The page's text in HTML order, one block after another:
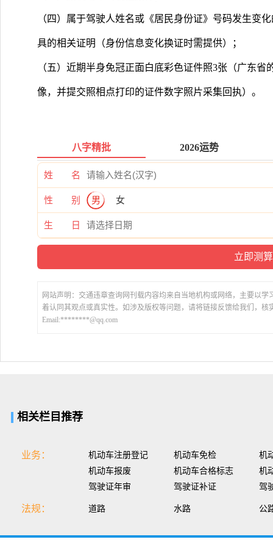
（四）属于驾驶人姓名或《居民身份证》号码发生变
具的相关证明（身份信息变化换证时需提供）；
（五）近期半身免冠正面白底彩色证件照3张（广东
像，并提交照相点打印的证件数字照片采集回执）。
八字精批 2026运势
姓 名
性 别 男 女
生 日
网站声明：交通违章查询网刊载内容均来自当地机构或网络，主要以
着认同其观点或真实性。如涉及版权等问题，请将链接反馈给我们，核
Email:********@qq.com
相关栏目推荐
业务： 机动车注册登记 机动车免检
机
机动车报废
机动车合格标志
机
驾驶证年审
驾驶证补证 驾
法规： 道路 水路 公